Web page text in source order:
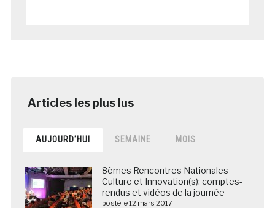
AUJOURD’HUI SEMAINE MOIS
8èmes Rencontres Nationales
Culture et Innovation(s): comptes-
rendus et vidéos de la journée
posté le 12 mars 2017